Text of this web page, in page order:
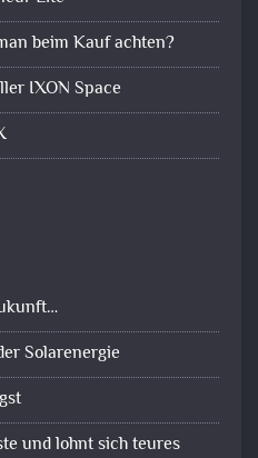
beim Kauf achten?
IXON Space
Solarenergie
und lohnt sich teures